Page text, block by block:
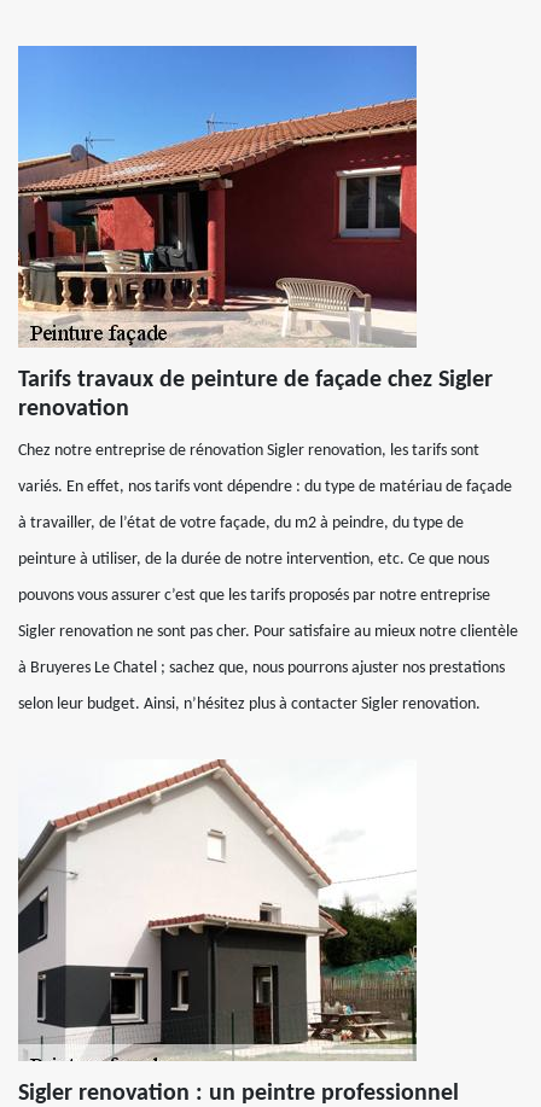
Tarifs travaux de peinture de façade chez Sigler
renovation
Chez notre entreprise de rénovation Sigler renovation, les tarifs sont
variés. En effet, nos tarifs vont dépendre : du type de matériau de façade
à travailler, de l’état de votre façade, du m2 à peindre, du type de
peinture à utiliser, de la durée de notre intervention, etc. Ce que nous
pouvons vous assurer c’est que les tarifs proposés par notre entreprise
Sigler renovation ne sont pas cher. Pour satisfaire au mieux notre clientèle
à Bruyeres Le Chatel ; sachez que, nous pourrons ajuster nos prestations
selon leur budget. Ainsi, n’hésitez plus à contacter Sigler renovation.
Sigler renovation : un peintre professionnel